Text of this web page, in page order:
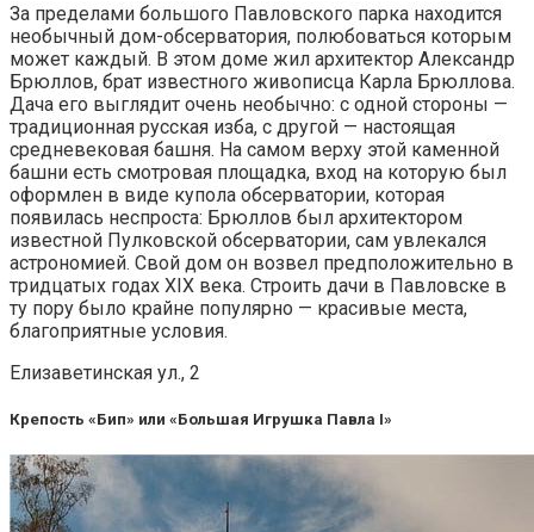
За пределами большого Павловского парка находится
необычный дом-обсерватория, полюбоваться которым
может каждый. В этом доме жил архитектор Александр
Брюллов, брат известного живописца Карла Брюллова.
Дача его выглядит очень необычно: с одной стороны —
традиционная русская изба, с другой — настоящая
средневековая башня. На самом верху этой каменной
башни есть смотровая площадка, вход на которую был
оформлен в виде купола обсерватории, которая
появилась неспроста: Брюллов был архитектором
известной Пулковской обсерватории, сам увлекался
астрономией. Свой дом он возвел предположительно в
тридцатых годах XIX века. Строить дачи в Павловске в
ту пору было крайне популярно — красивые места,
благоприятные условия.
Елизаветинская ул., 2
Крепость «Бип» или «Большая Игрушка Павла I»